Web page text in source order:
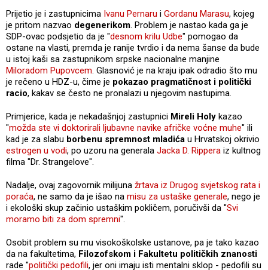
Prijetio je i zastupnicima Ivanu Pernaru i Gordanu Marasu, kojeg
je pritom nazvao degenerikom. Problem je nastao kada ga je
SDP-ovac podsjetio da je "desnom krilu Udbe" pomogao da
ostane na vlasti, premda je ranije tvrdio i da nema šanse da bude
u istoj kaši sa zastupnikom srpske nacionalne manjine
Miloradom Pupovcem. Glasnović je na kraju ipak odradio što mu
je rečeno u HDZ-u, čime je pokazao pragmatičnost i politički
racio, kakav se često ne pronalazi u njegovim nastupima.
Primjerice, kada je nekadašnjoj zastupnici Mireli Holy kazao
"možda ste vi doktorirali ljubavne navike afričke voćne muhe" ili
kad je za slabu borbenu spremnost mladića u Hrvatskoj okrivio
estrogen u vodi, po uzoru na generala Jacka D. Rippera iz kultnog
filma "Dr. Strangelove".
Nadalje, ovaj zagovornik milijuna žrtava iz Drugog svjetskog rata i
poraća, ne samo da je išao na misu za ustaške generale, nego je
i ekološki skup začinio ustaškim pokličem, poručivši da "Svi
moramo biti za dom spremni".
Osobit problem su mu visokoškolske ustanove, pa je tako kazao
da na fakultetima, Filozofskom i Fakultetu političkih znanosti
rade "politički pedofili, jer oni imaju isti mentalni sklop - pedofili su